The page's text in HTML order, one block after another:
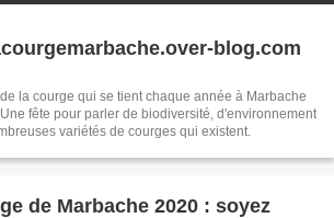
blog.com
la courge qui se tient chaque année à Marbache
fête pour parler de biodiversité, d'environnement
variétés de courges qui existent.
de Marbache 2020 : soyez